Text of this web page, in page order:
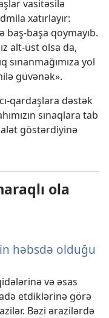
vasitəsilə
xatırlayır:
baş-başa qoymayıb.
alt-üst olsa da,
sınanmağımıza yol
güvənək».
qardaşlara dəstək
sınaqlara tab
göstərdiyinə
ola
həbsdə olduğu
və əsas
etdiklərinə görə
Bəzi ərazilərdə